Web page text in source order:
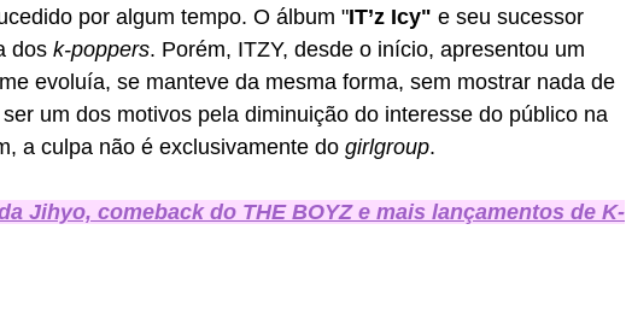
por algum tempo. O álbum "IT’z Icy" e seu sucessor
dos k-poppers. Porém, ITZY, desde o início, apresentou um
evoluía, se manteve da mesma forma, sem mostrar nada de
um dos motivos pela diminuição do interesse do público na
a culpa não é exclusivamente do girlgroup.
Jihyo, comeback do THE BOYZ e mais lançamentos de K-